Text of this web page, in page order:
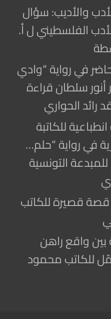
والأديب: سؤال
الفلسطيني ل أ.
في رواية “وادي
أنور سلطان قراءة
رائد الحواري
للكاتبة
في رواية “حلم…
التونسية
قصة قصيرة للكاتب
بين واقع راهن
للكاتب محمود